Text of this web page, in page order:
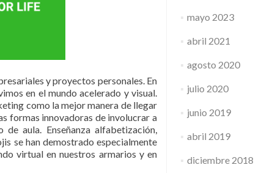
y proyectos personales. En
en el mundo acelerado y visual.
como la mejor manera de llegar
formas innovadoras de involucrar a
aula. Enseñanza alfabetización,
se han demostrado especialmente
virtual en nuestros armarios y en
mayo 2023
abril 2021
agosto 2020
julio 2020
junio 2019
abril 2019
diciembre 2018